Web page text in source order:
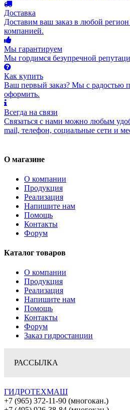
Доставка
Доставим ваш заказ в любой
компанией.
Мы гарантируем
Мы гордимся безупречной
Как купить
Ваш первый заказ? Мы с радостью
оформить.
Всегда на связи
Связаться с нами можно любым
mail, телефон, социальные сети и
О магазине
О компании
Продукция
Реализация
Напишите нам
Помощь
Контакты
Форум
Каталог товаров
О компании
Продукция
Реализация
Напишите нам
Помощь
Контакты
Форум
Заказ гидростанции
РАССЫЛКА
ГИДРОТЕХМАШ
+7 (965) 372-11-90 (многокан.)